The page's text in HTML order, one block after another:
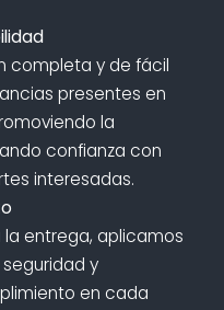
completa y de fácil
presentes en
la
confianza con
interesadas.
entrega, aplicamos
y
en cada